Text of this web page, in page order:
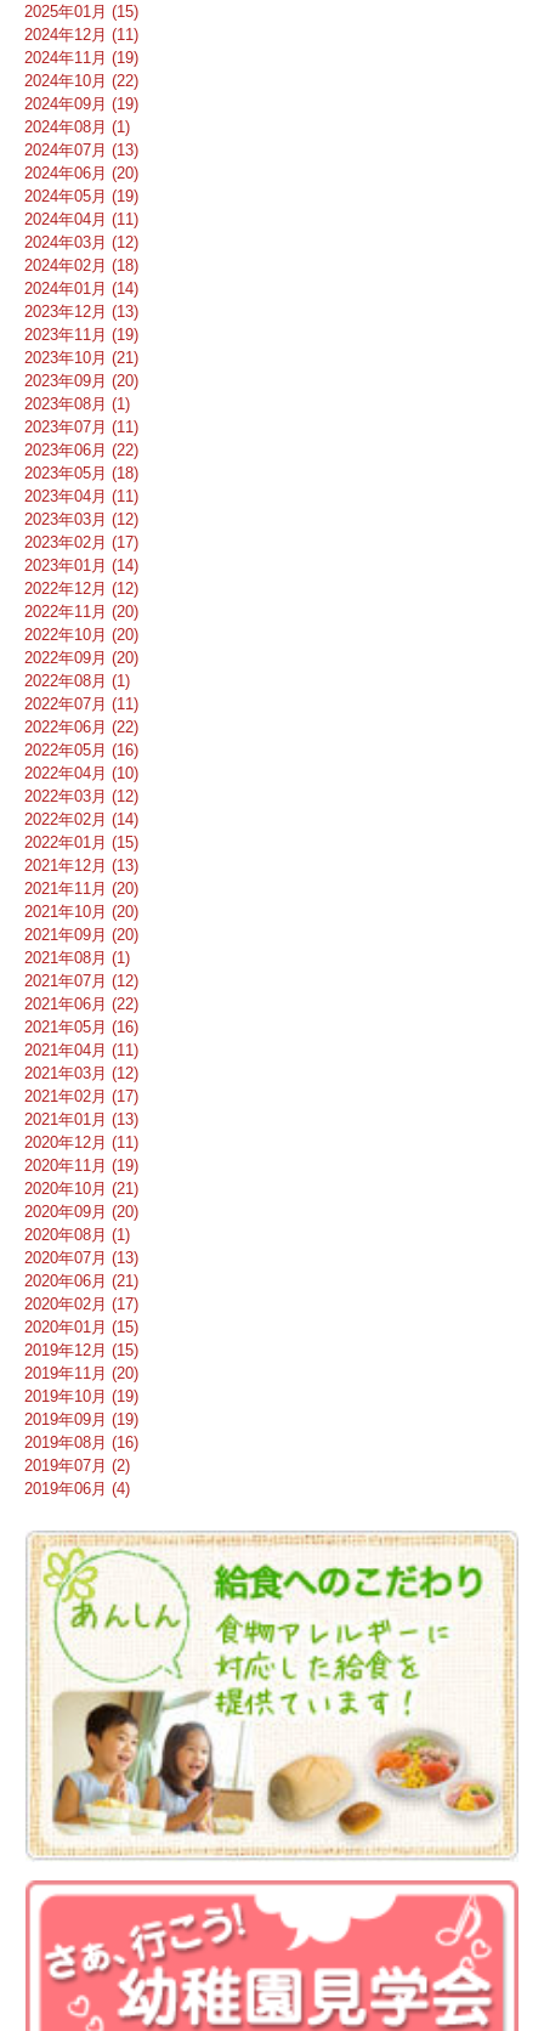
2025年01月 (15)
2024年12月 (11)
2024年11月 (19)
2024年10月 (22)
2024年09月 (19)
2024年08月 (1)
2024年07月 (13)
2024年06月 (20)
2024年05月 (19)
2024年04月 (11)
2024年03月 (12)
2024年02月 (18)
2024年01月 (14)
2023年12月 (13)
2023年11月 (19)
2023年10月 (21)
2023年09月 (20)
2023年08月 (1)
2023年07月 (11)
2023年06月 (22)
2023年05月 (18)
2023年04月 (11)
2023年03月 (12)
2023年02月 (17)
2023年01月 (14)
2022年12月 (12)
2022年11月 (20)
2022年10月 (20)
2022年09月 (20)
2022年08月 (1)
2022年07月 (11)
2022年06月 (22)
2022年05月 (16)
2022年04月 (10)
2022年03月 (12)
2022年02月 (14)
2022年01月 (15)
2021年12月 (13)
2021年11月 (20)
2021年10月 (20)
2021年09月 (20)
2021年08月 (1)
2021年07月 (12)
2021年06月 (22)
2021年05月 (16)
2021年04月 (11)
2021年03月 (12)
2021年02月 (17)
2021年01月 (13)
2020年12月 (11)
2020年11月 (19)
2020年10月 (21)
2020年09月 (20)
2020年08月 (1)
2020年07月 (13)
2020年06月 (21)
2020年02月 (17)
2020年01月 (15)
2019年12月 (15)
2019年11月 (20)
2019年10月 (19)
2019年09月 (19)
2019年08月 (16)
2019年07月 (2)
2019年06月 (4)